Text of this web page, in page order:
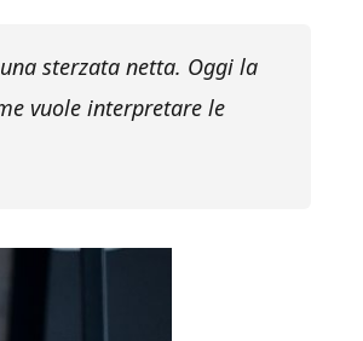
sterzata netta. Oggi la
vuole interpretare le